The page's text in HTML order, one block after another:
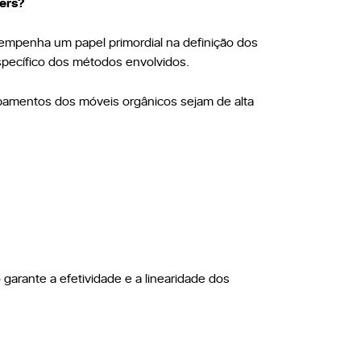
um papel primordial na definição dos
dos métodos envolvidos.
dos móveis orgânicos sejam de alta
a efetividade e a linearidade dos